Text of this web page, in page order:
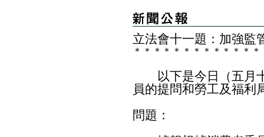
立法會十一題：加強監
＊ ＊ ＊ ＊ ＊ ＊ ＊ ＊ ＊ ＊ ＊ ＊ ＊
以下是今日（五月十
員的提問和勞工及福利
問題：